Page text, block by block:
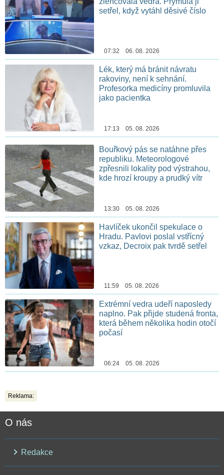
setřel, když vytáhl děsivé číslo
07:32 06. 08. 2026
Lék, který má bránit návratu
rakoviny, není k sehnání.
Profesorka medicíny promluvila
jako pacientka
17:13 05. 08. 2026
Bouřkový pás se natáhne přes
republiku. Meteorologové
zpřesnili lokality pod výstrahou,
kde hrozí kroupy a prudký vítr
13:30 05. 08. 2026
Havlíček ukončil spekulace o
Hradu. Pavlovi poslal vstřícný
vzkaz, Decroix pak tvrdě setřel
11:59 05. 08. 2026
Extrémní vedra udeří naposledy
naplno. Pak přijde studená fronta,
která během několika hodin otočí
počasí
06:24 05. 08. 2026
Reklama:
O nás
Redakce